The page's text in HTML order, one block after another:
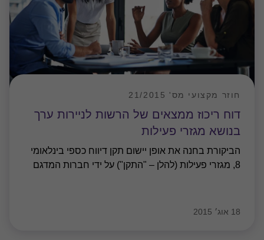
דוח ריכוז ממצאים של הרשות לניירות ערך
בנושא מגזרי פעילות
חוזר מקצועי מס' 21/2015
הביקורת בחנה את אופן יישום תקן דיווח כספי בינלאומי
8, מגזרי פעילות (להלן – "התקן") על ידי חברות המדגם
18 אוג׳ 2015